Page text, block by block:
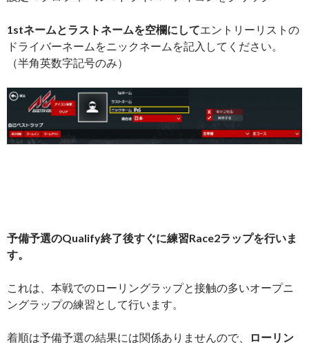
1stネームとラストネームを空欄にしてエントリーリストの
ドライバーネームをニックネームを記入してください。
（半角英数字記号のみ）
予備予選のQualify終了後すぐに練習Race2ラップを行いま
す。
これは、本戦でのローリングラップと接触の多いオープニ
ングラップの練習として行います。
着順は予備予選の結果には関係ありませんので、
ローリン